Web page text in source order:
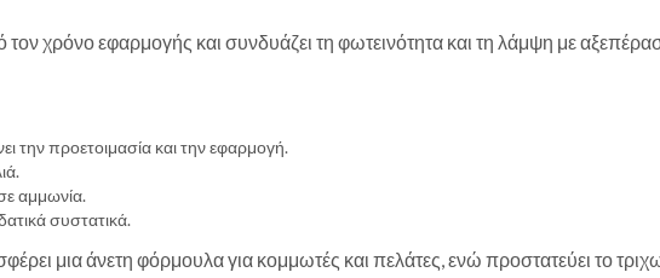
χρόνο εφαρμογής και συνδυάζει τη φωτεινότητα και τη λάμψη με
την προετοιμασία και την εφαρμογή.
αμμωνία.
συστατικά.
μια άνετη φόρμουλα για κομμωτές και πελάτες, ενώ προστατεύει το